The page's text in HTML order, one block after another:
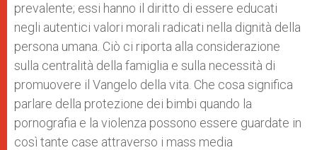
prevalente; essi hanno il diritto di essere educati
negli autentici valori morali radicati nella dignità della
persona umana. Ciò ci riporta alla considerazione
sulla centralità della famiglia e sulla necessità di
promuovere il Vangelo della vita. Che cosa significa
parlare della protezione dei bimbi quando la
pornografia e la violenza possono essere guardate in
così tante case attraverso i mass media